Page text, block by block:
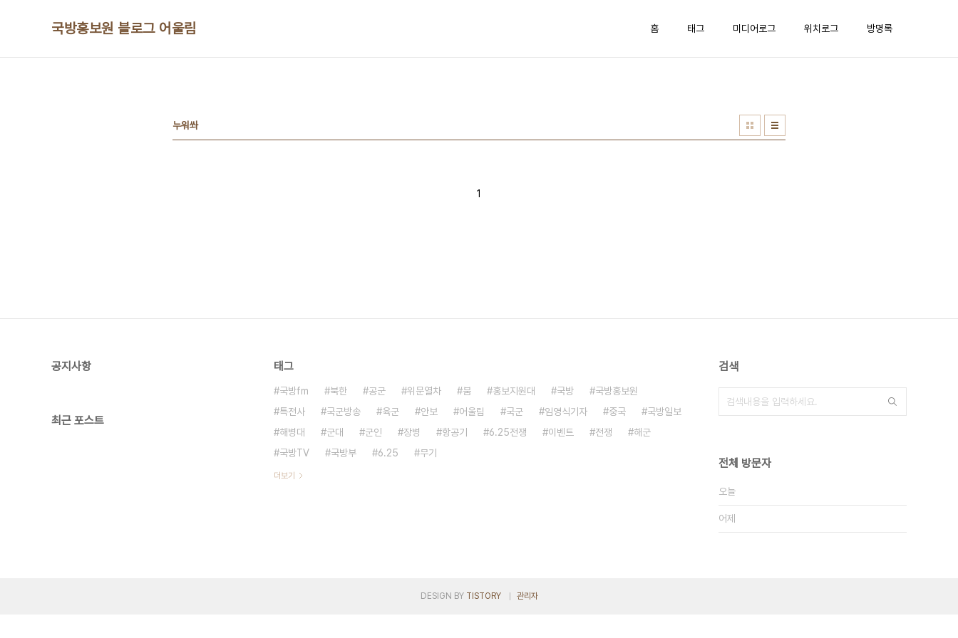
국방홍보원 블로그 어울림 홈 태그 미디어로그 위치로그 방명록
누워쏴
1
공지사항
최근 포스트
태그
국방fm 북한 공군 위문열차 붐 홍보지원대 국방
국방홍보원
특전사
국군방송 육군 안보 어울림 국군 임영식기자 중국
국방일보
해병대
군대 군인 장병 항공기 6.25전쟁 이벤트 전쟁
해군
국방TV
국방부 6.25 무기
더보기
검색
전체 방문자
오늘
어제
DESIGN BY TISTORY 관리자